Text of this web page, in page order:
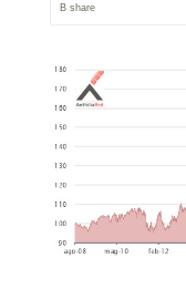
B share